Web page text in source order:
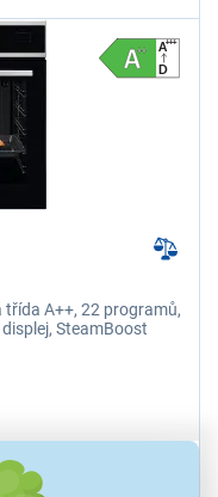
A++, 22 programů,
SteamBoost